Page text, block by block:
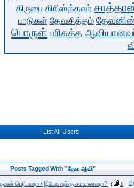
கிருபை கிறிஸ்த்தவர்
பாடுகள் தேவசித்தம்
பொருள் பரிசுத்த
List All Users
Posts Tagged With "தேவ ஆவி"
பெரியவரா / இயேசுவுக்கு சமமானவரா? (
1